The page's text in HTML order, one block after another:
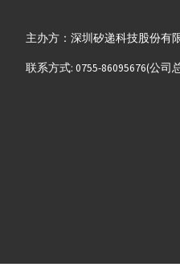
主办方：深圳矽递科技股份有
联系方式: 0755-86095676(公司